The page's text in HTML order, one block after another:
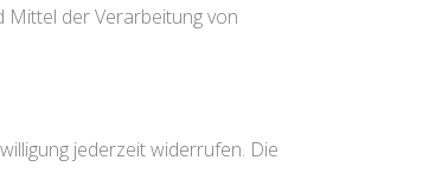
Mittel der Verarbeitung von
jederzeit widerrufen. Die